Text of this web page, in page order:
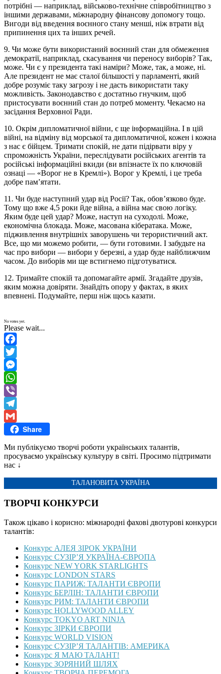
потрібні — наприклад, військово-технічне співробітництво з
іншими державами, міжнародну фінансову допомогу тощо.
Вигоди від введення воєнного стану менші, ніж втрати від
припинення цих та інших речей.
9. Чи може бути використаний воєнний стан для обмеження
демократії, наприклад, скасування чи переносу виборів? Так,
може. Чи є у президента такі наміри? Може, так, а може, ні.
Але президент не має сталої більшості у парламенті, який
добре розуміє таку загрозу і не дасть використати таку
можливість. Законодавство є достатньо гнучким, щоб
пристосувати воєнний стан до потреб моменту. Чекаємо на
засідання Верховної Ради.
10. Окрім дипломатичної війни, є ще інформаційна. І в цій
війні, на відміну від морської та дипломатичної, кожен і кожна
з нас є бійцем. Тримати спокій, не дати підірвати віру у
спроможність України, переслідувати російських агентів та
російські інформаційні вкиди (ви впізнаєте їх по ключовій
ознаці — «Ворог не в Кремлі»). Ворог у Кремлі, і це треба
добре пам’ятати.
11. Чи буде наступний удар від Росії? Так, обов’язково буде.
Тому що вже 4,5 роки йде війна, а війна має свою логіку.
Яким буде цей удар? Може, наступ на суходолі. Може,
економічна блокада. Може, масована кібератака. Може,
підживлення внутрішніх заворушень чи терористичний акт.
Все, що ми можемо робити, — бути готовими. І забудьте на
час про вибори — вибори у березні, а удар буде найближчим
часом. До виборів ми ще встигнемо підготуватися.
12. Тримайте спокій та допомагайте армії. Згадайте друзів,
яким можна довіряти. Знайдіть опору у фактах, в яких
впевнені. Подумайте, перш ніж щось казати.
No votes yet.
Please wait...
Facebook
Twitter
Messenger
WhatsApp
Viber
Telegram
GmailShare
Ми публікуємо творчі роботи українських талантів,
просуваємо українську культуру в світі. Просимо підтримати
нас ↓
ТАЛАНОВИТА УКРАЇНА
ТВОРЧІ КОНКУРСИ
Також цікаво і корисно: міжнародні фахові двотурові конкурси
талантів:
Конкурс АЛЕЯ ЗІРОК УКРАЇНИ
Конкурс СУЗІР’Я УКРАЇНА-ЄВРОПА
Конкурс NEW YORK STARLIGHTS
Конкурс LONDON STARS
Конкурс ПАРИЖ: ТАЛАНТИ ЄВРОПИ
Конкурс БЕРЛІН: ТАЛАНТИ ЄВРОПИ
Конкурс РИМ: ТАЛАНТИ ЄВРОПИ
Конкурс HOLLYWOOD ALLEY
Конкурс TOKYO ART NINJA
Конкурс ЗІРКИ ЄВРОПИ
Конкурс WORLD VISION
Конкурс СУЗІР’Я ТАЛАНТІВ: АМЕРИКА
Конкурс Я МАЮ ТАЛАНТ!
Конкурс ЗОРЯНИЙ ШЛЯХ